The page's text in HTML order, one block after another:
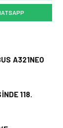
A321NEO
118.